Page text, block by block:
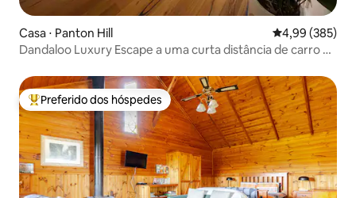
Casa ⋅ Panton Hill 4,99 de uma
4,99 (385)
Dandaloo Luxury Escape a uma curta distância de carro de
Entre os melhores preferidos dos hóspedes
Preferido dos hóspedes